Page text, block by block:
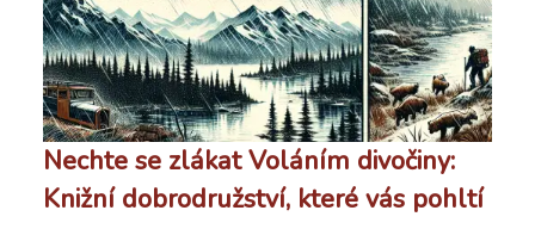
Nechte se zlákat Voláním divočiny:
Knižní dobrodružství, které vás pohltí